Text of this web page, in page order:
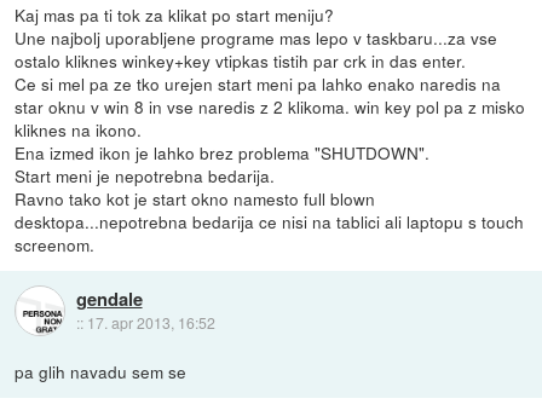
Kaj mas pa ti tok za klikat po start meniju?
Une najbolj uporabljene programe mas lepo v taskbaru...za vse
ostalo kliknes winkey+key vtipkas tistih par crk in das enter.
Ce si mel pa ze tko urejen start meni pa lahko enako naredis na
star oknu v win 8 in vse naredis z 2 klikoma. win key pol pa z misko
kliknes na ikono.
Ena izmed ikon je lahko brez problema "SHUTDOWN".
Start meni je nepotrebna bedarija.
Ravno tako kot je start okno namesto full blown
desktopa...nepotrebna bedarija ce nisi na tablici ali laptopu s touch
screenom.
gendale
:: 17. apr 2013, 16:52
pa glih navadu sem se